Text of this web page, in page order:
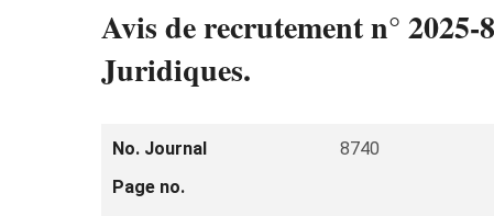
Avis de recrutement n°
Juridiques.
No. Journal 8740
Page no.